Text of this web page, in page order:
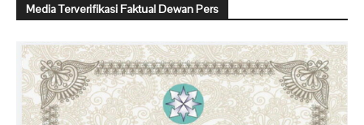
Media Terverifikasi Faktual Dewan Pers